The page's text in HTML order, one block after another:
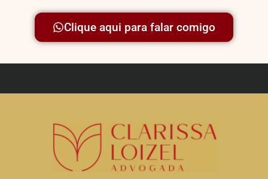
Clique aqui para falar comigo